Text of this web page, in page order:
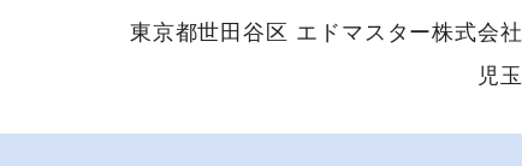
東京都世田谷区 エドマスター株式会社
児玉